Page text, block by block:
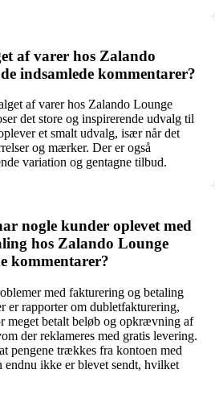
af varer hos Zalando
indsamlede kommentarer?
af varer hos Zalando Lounge
det store og inspirerende udvalg til
et smalt udvalg, især når det
og mærker. Der er også
variation og gentagne tilbud.
nogle kunder oplevet med
hos Zalando Lounge
kommentarer?
med fakturering og betaling
er rapporter om dubletfakturering,
meget betalt beløb og opkrævning af
der reklameres med gratis levering.
pengene trækkes fra kontoen med
endnu ikke er blevet sendt, hvilket